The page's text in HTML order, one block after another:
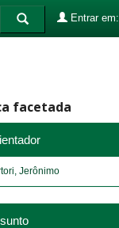
Entrar em:
facetada
Jerônimo